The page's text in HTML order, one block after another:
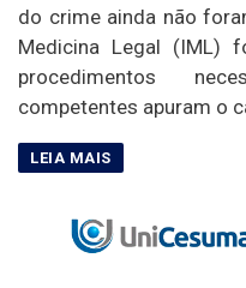
do crime ainda não
Medicina Legal (IML)
procedimentos
competentes apuram o